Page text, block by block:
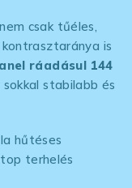
csak tűéles,
is
ráadásul 144
stabilabb és
hűtéses
terhelés